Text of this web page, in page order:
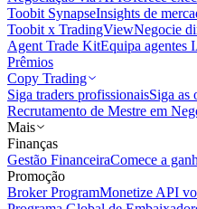
Toobit SynapseInsights de
Toobit x TradingViewNegocie
Agent Trade KitEquipa agentes
Prêmios
Copy Trading
Siga traders profissionaisSiga as
Recrutamento de Mestre em
Mais
Finanças
Gestão FinanceiraComece a
Promoção
Broker ProgramMonetize API